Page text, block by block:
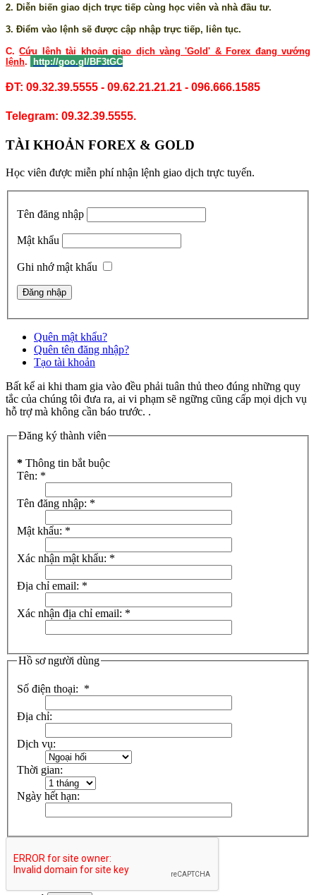
2. Diễn biến giao dịch trực tiếp cùng học viên và nhà đầu tư.
3. Điểm vào lệnh sẽ được cập nhập trực tiếp, liên tục.
C.Cứu lệnh tài khoản giao dịch vàng 'Gold' & Forex đang vướng
lệnh. http://goo.gl/BF3tGC
ĐT: 09.32.39.5555 - 09.62.21.21.21 - 096.666.1585
Telegram: 09.32.39.5555.
TÀI KHOẢN FOREX & GOLD
Học viên được miễn phí nhận lệnh giao dịch trực tuyến.
Tên đăng nhập
Mật khẩu
Ghi nhớ mật khẩu
Quên mật khẩu?
Quên tên đăng nhập?
Tạo tài khoản
Bất kể ai khi tham gia vào đều phải tuân thủ theo đúng những quy
tắc của chúng tôi đưa ra, ai vi phạm sẽ ngững cũng cấp mọi dịch vụ
hỗ trợ mà không cần báo trước. .
Đăng ký thành viên
* Thông tin bắt buộc
Tên: *
Tên đăng nhập: *
Mật khẩu: *
Xác nhận mật khẩu: *
Địa chỉ email: *
Xác nhận địa chỉ email: *
Hồ sơ người dùng
Số điện thoại: *
Địa chỉ:
Dịch vụ:
Thời gian:
Ngày hết hạn: